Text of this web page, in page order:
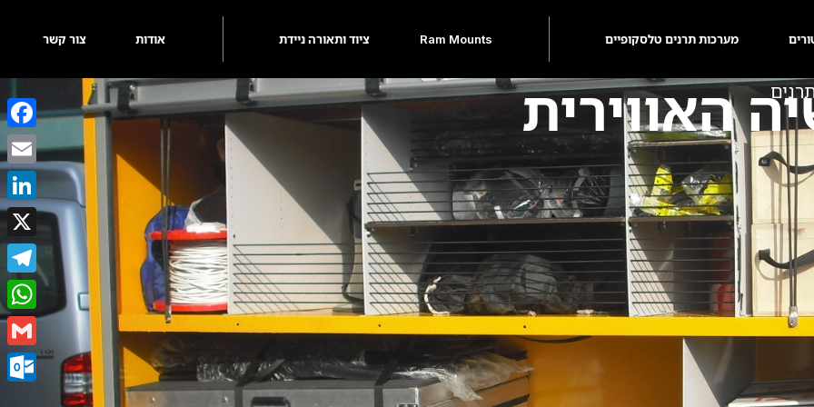
מערכות תרנים טלסקופיים Ram Mounts ציוד ותאורה ניידת אודות צור קשר
האווירית
Email
X